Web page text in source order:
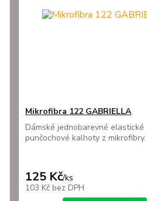
Mikrofibra 122 GABRIELLA
Dámské jednobarevné elastické
punčochové kalhoty z mikrofibry.
125 Kč/ks
103 Kč bez DPH